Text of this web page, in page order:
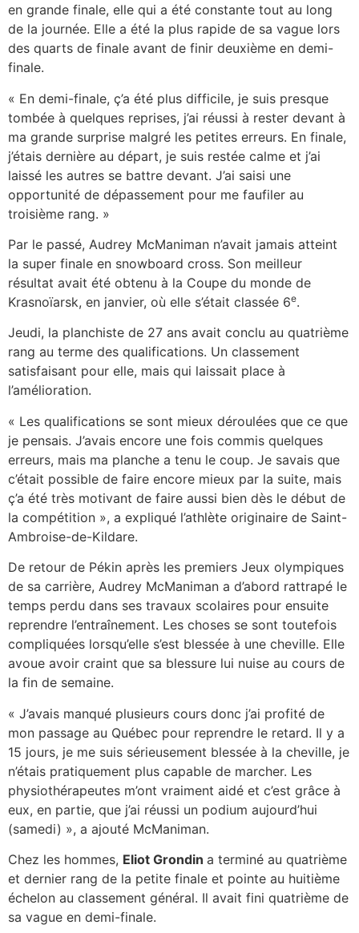
en grande finale, elle qui a été constante tout au long
de la journée. Elle a été la plus rapide de sa vague lors
des quarts de finale avant de finir deuxième en demi-
finale.
« En demi-finale, ç’a été plus difficile, je suis presque
tombée à quelques reprises, j’ai réussi à rester devant à
ma grande surprise malgré les petites erreurs. En finale,
j’étais dernière au départ, je suis restée calme et j’ai
laissé les autres se battre devant. J’ai saisi une
opportunité de dépassement pour me faufiler au
troisième rang. »
Par le passé, Audrey McManiman n’avait jamais atteint
la super finale en snowboard cross. Son meilleur
résultat avait été obtenu à la Coupe du monde de
Krasnoïarsk, en janvier, où elle s’était classée 6e.
Jeudi, la planchiste de 27 ans avait conclu au quatrième
rang au terme des qualifications. Un classement
satisfaisant pour elle, mais qui laissait place à
l’amélioration.
« Les qualifications se sont mieux déroulées que ce que
je pensais. J’avais encore une fois commis quelques
erreurs, mais ma planche a tenu le coup. Je savais que
c’était possible de faire encore mieux par la suite, mais
ç’a été très motivant de faire aussi bien dès le début de
la compétition », a expliqué l’athlète originaire de Saint-
Ambroise-de-Kildare.
De retour de Pékin après les premiers Jeux olympiques
de sa carrière, Audrey McManiman a d’abord rattrapé le
temps perdu dans ses travaux scolaires pour ensuite
reprendre l’entraînement. Les choses se sont toutefois
compliquées lorsqu’elle s’est blessée à une cheville. Elle
avoue avoir craint que sa blessure lui nuise au cours de
la fin de semaine.
« J’avais manqué plusieurs cours donc j’ai profité de
mon passage au Québec pour reprendre le retard. Il y a
15 jours, je me suis sérieusement blessée à la cheville, je
n’étais pratiquement plus capable de marcher. Les
physiothérapeutes m’ont vraiment aidé et c’est grâce à
eux, en partie, que j’ai réussi un podium aujourd’hui
(samedi) », a ajouté McManiman.
Chez les hommes, Eliot Grondin a terminé au quatrième
et dernier rang de la petite finale et pointe au huitième
échelon au classement général. Il avait fini quatrième de
sa vague en demi-finale.